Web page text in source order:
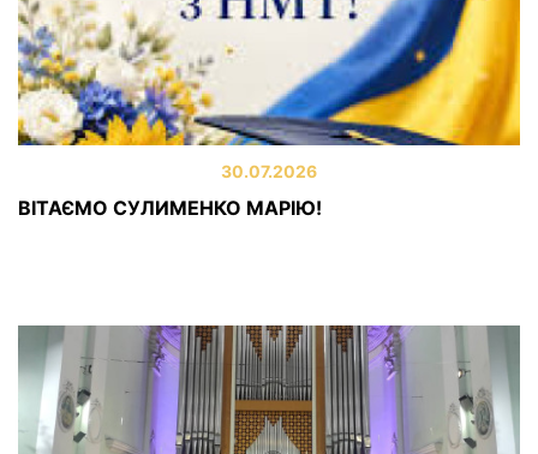
30.07.2026
ВІТАЄМО СУЛИМЕНКО МАРІЮ!